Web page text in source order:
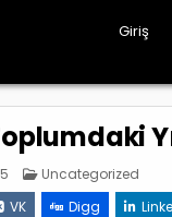
Giriş
Posted
Uncategorized
VK Digg